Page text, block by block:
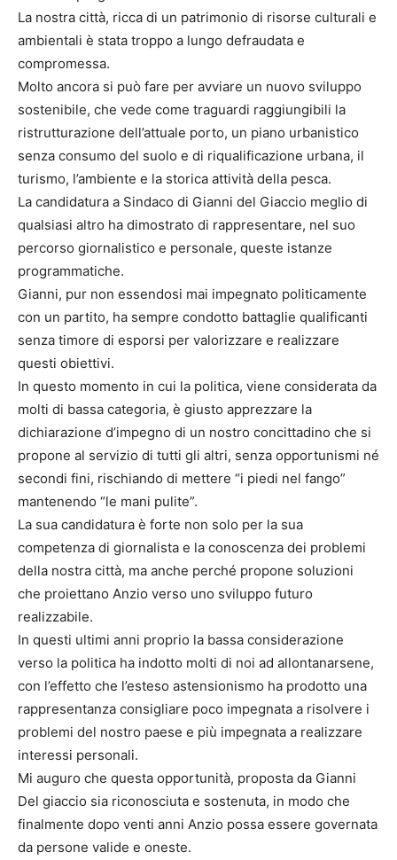
La nostra città, ricca di un patrimonio di risorse culturali e
ambientali è stata troppo a lungo defraudata e
compromessa.
Molto ancora si può fare per avviare un nuovo sviluppo
sostenibile, che vede come traguardi raggiungibili la
ristrutturazione dell’attuale porto, un piano urbanistico
senza consumo del suolo e di riqualificazione urbana, il
turismo, l’ambiente e la storica attività della pesca.
La candidatura a Sindaco di Gianni del Giaccio meglio di
qualsiasi altro ha dimostrato di rappresentare, nel suo
percorso giornalistico e personale, queste istanze
programmatiche.
Gianni, pur non essendosi mai impegnato politicamente
con un partito, ha sempre condotto battaglie qualificanti
senza timore di esporsi per valorizzare e realizzare
questi obiettivi.
In questo momento in cui la politica, viene considerata da
molti di bassa categoria, è giusto apprezzare la
dichiarazione d’impegno di un nostro concittadino che si
propone al servizio di tutti gli altri, senza opportunismi né
secondi fini, rischiando di mettere “i piedi nel fango”
mantenendo “le mani pulite”.
La sua candidatura è forte non solo per la sua
competenza di giornalista e la conoscenza dei problemi
della nostra città, ma anche perché propone soluzioni
che proiettano Anzio verso uno sviluppo futuro
realizzabile.
In questi ultimi anni proprio la bassa considerazione
verso la politica ha indotto molti di noi ad allontanarsene,
con l’effetto che l’esteso astensionismo ha prodotto una
rappresentanza consigliare poco impegnata a risolvere i
problemi del nostro paese e più impegnata a realizzare
interessi personali.
Mi auguro che questa opportunità, proposta da Gianni
Del giaccio sia riconosciuta e sostenuta, in modo che
finalmente dopo venti anni Anzio possa essere governata
da persone valide e oneste.